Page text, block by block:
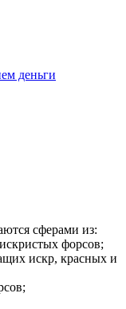
деньги
сферами из:
форсов;
искр, красных и